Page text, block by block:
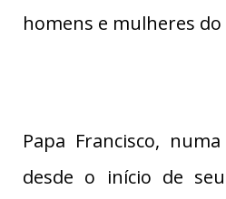
homens e mulheres do
Papa Francisco,
desde o início de